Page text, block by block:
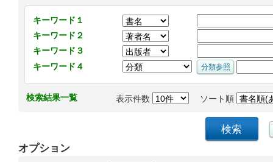
キーワード１
キーワード２
キーワード３
キーワード４
検索結果一覧 表示件数 ソート順
オプション